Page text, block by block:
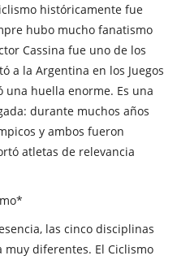
históricamente fue
hubo mucho fanatismo
Cassina fue uno de los
a la Argentina en los Juegos
una huella enorme. Es una
durante muchos años
y ambos fueron
atletas de relevancia
las cinco disciplinas
diferentes. El Ciclismo